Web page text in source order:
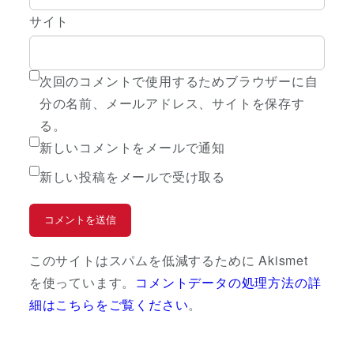
サイト
次回のコメントで使用するためブラウザーに自
分の名前、メールアドレス、サイトを保存す
る。
新しいコメントをメールで通知
新しい投稿をメールで受け取る
このサイトはスパムを低減するために Akismet
を使っています。 コメントデータの処理方法の詳
細はこちらをご覧ください。